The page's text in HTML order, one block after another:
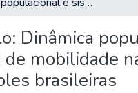
Dinâmica
de mobilidade
brasileiras